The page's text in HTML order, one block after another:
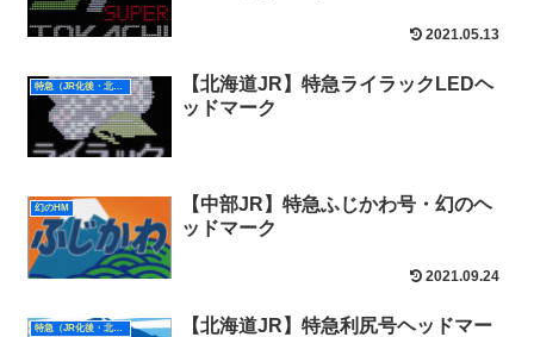
2021.05.13
特急（JR化後・北海道）
【北海道JR】特急ライラックLEDヘ
ッドマーク
幻のHM
【中部JR】特急ふじかわ号・幻のヘ
ッドマーク
2021.09.24
特急（JR化後・北海道）
【北海道JR】特急利尻号ヘッドマー